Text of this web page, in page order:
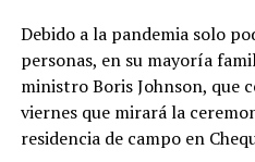
Debido a la pandemia solo
personas, en su mayoría
ministro Boris Johnson, que
viernes que mirará la
residencia de campo en